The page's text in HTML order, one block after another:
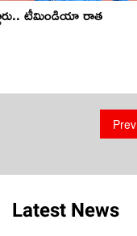
టీమిండియా రాత
Prev
Latest News